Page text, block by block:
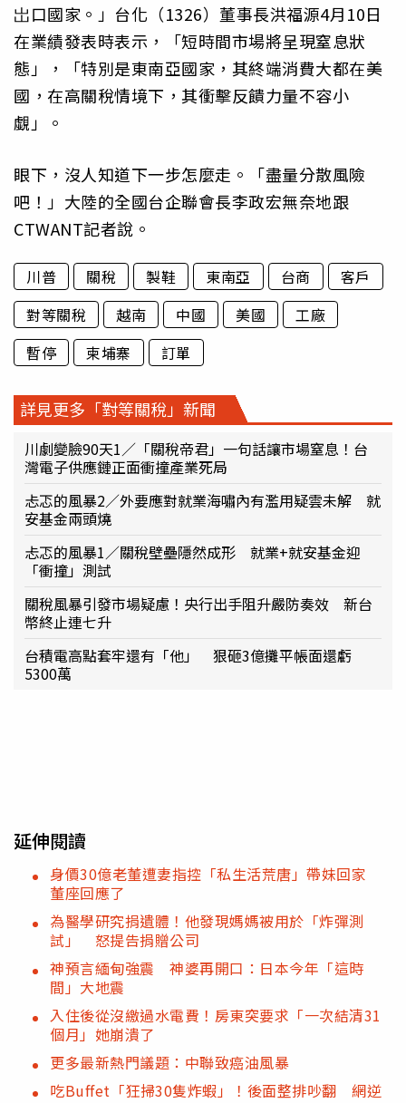
岀口國家。」台化（1326）董事長洪福源4月10日
在業績發表時表示，「短時間市場將呈現窒息狀
態」，「特別是東南亞國家，其終端消費大都在美
國，在高關稅情境下，其衝擊反饋力量不容小
覷」。
眼下，沒人知道下一步怎麼走。「盡量分散風險
吧！」大陸的全國台企聯會長李政宏無奈地跟
CTWANT記者說。
川普 關稅 製鞋 東南亞 台商
客戶
對等關稅
越南 中國 美國
工廠
暫停
柬埔寨 訂單
詳見更多「對等關稅」新聞
川劇變臉90天1／「關稅帝君」一句話讓市場窒息！台
灣電子供應鏈正面衝撞產業死局
忐忑的風暴2／外要應對就業海嘯內有濫用疑雲未解 就
安基金兩頭燒
忐忑的風暴1／關稅壁壘隱然成形 就業+就安基金迎
「衝撞」測試
關稅風暴引發市場疑慮！央行出手阻升嚴防奏效 新台
幣終止連七升
台積電高點套牢還有「他」 狠砸3億攤平帳面還虧
5300萬
延伸閱讀
身價30億老董遭妻指控「私生活荒唐」帶妹回家
董座回應了
為醫學研究捐遺體！他發現媽媽被用於「炸彈測
試」 怒提告捐贈公司
神預言緬甸強震 神婆再開口：日本今年「這時
間」大地震
入住後從沒繳過水電費！房東突要求「一次結清31
個月」她崩潰了
更多最新熱門議題：中聯致癌油風暴
吃Buffet「狂掃30隻炸蝦」！後面整排吵翻 網逆